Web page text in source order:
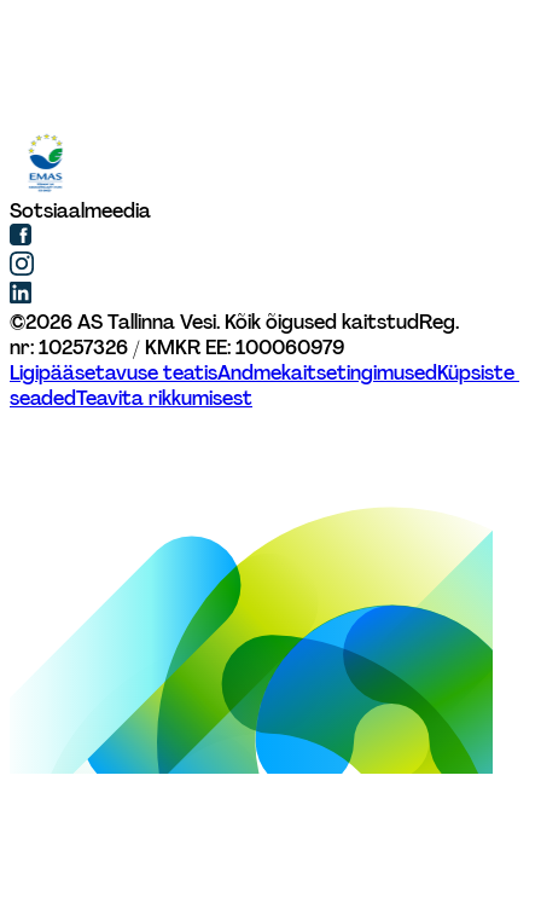
Sotsiaalmeedia
©2026AS Tallinna Vesi. Kõik õigused kaitstudReg.
nr: 10257326 / KMKR EE: 100060979
Ligipääsetavuse teatisAndmekaitsetingimusedKüpsiste
seadedTeavita rikkumisest